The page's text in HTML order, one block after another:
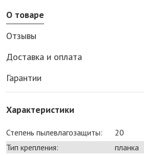
О товаре
Отзывы
Доставка и оплата
Гарантии
Характеристики
Степень пылевлагозащиты:
20
Тип крепления:
планка